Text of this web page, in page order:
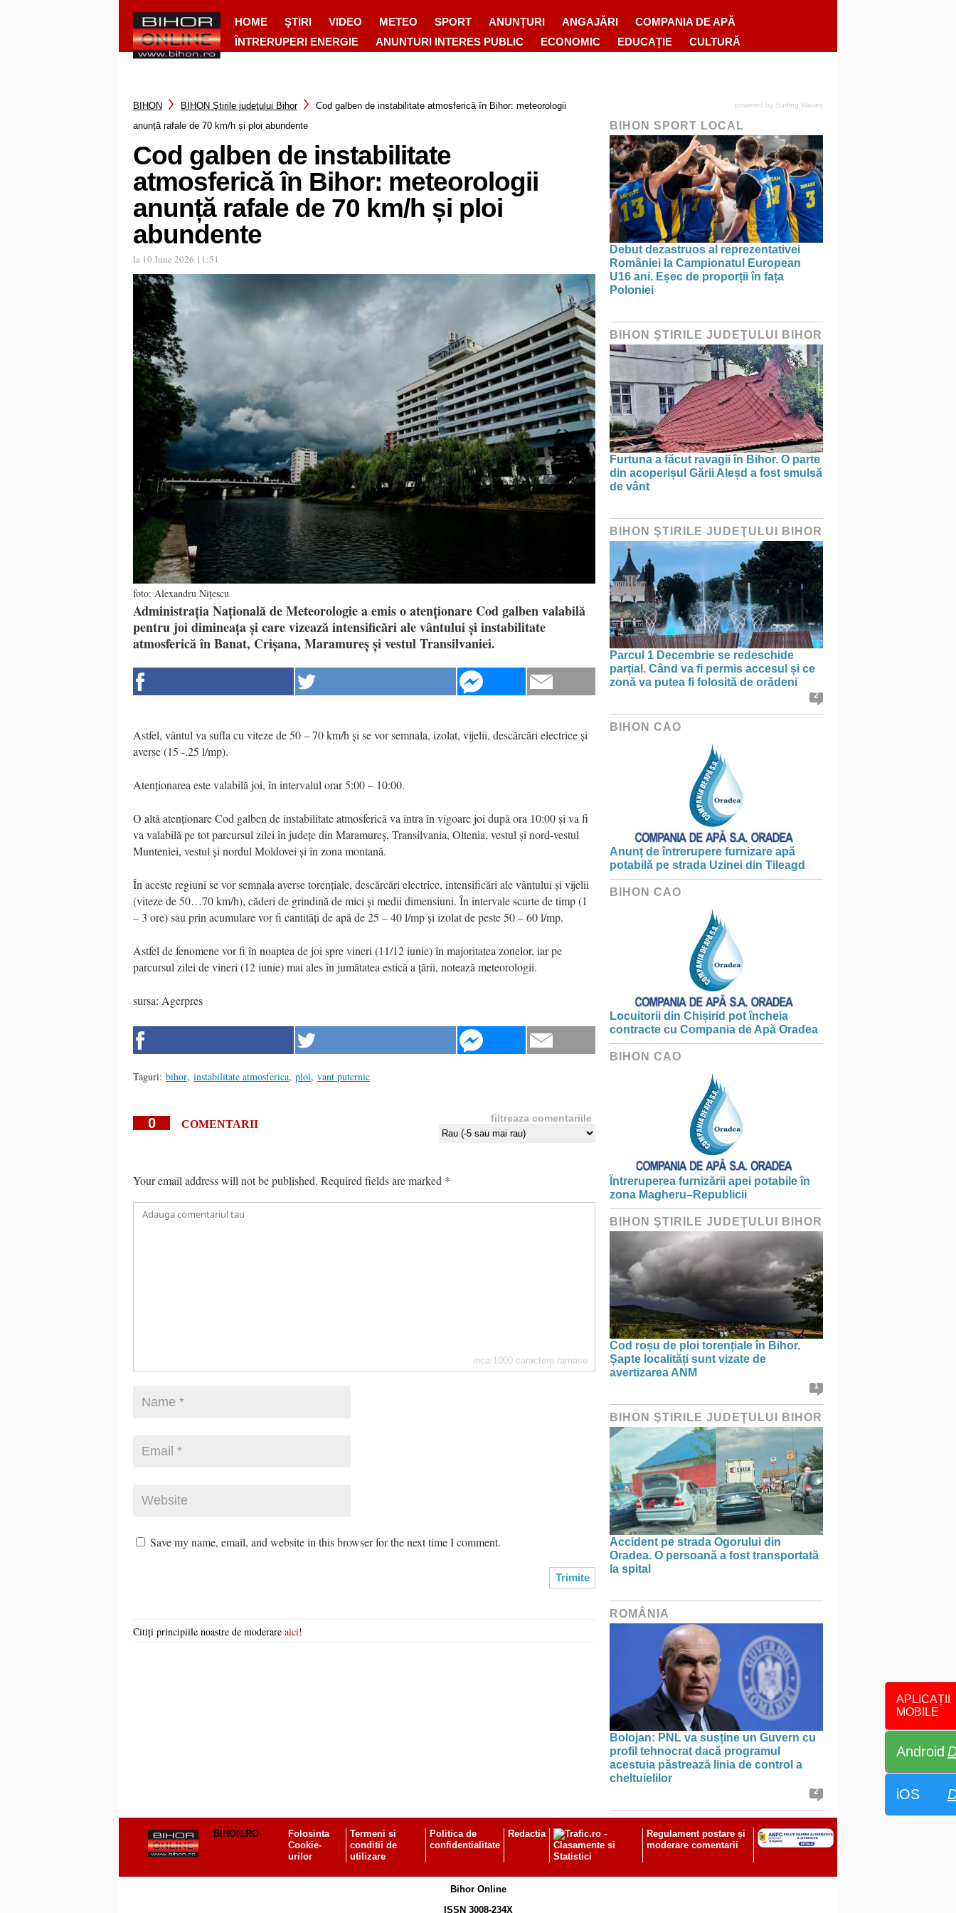
HOME ŞTIRI VIDEO METEO SPORT ANUNȚURI ANGAJĂRI
COMPANIA DE APĂ
ÎNTRERUPERI ENERGIE
ANUNTURI INTERES PUBLIC ECONOMIC EDUCAȚIE CULTURĂ
APLICAȚII
MOBILE
Android
iOS
BIHON BIHON Ştirile judeţului Bihor
Cod galben de instabilitate atmosferică în Bihor: meteorologii
anunță rafale de 70 km/h și ploi abundente
Cod galben de instabilitate
atmosferică în Bihor: meteorologii
anunță rafale de 70 km/h și ploi
abundente
la 10 June 2026 11:51
foto: Alexandru Nițescu
Administrația Națională de Meteorologie a emis o atenționare Cod galben valabilă
pentru joi dimineața și care vizează intensificări ale vântului și instabilitate
atmosferică în Banat, Crișana, Maramureș și vestul Transilvaniei.
Astfel, vântul va sufla cu viteze de 50 – 70 km/h și se vor semnala, izolat, vijelii, descărcări electrice și
averse (15 -.25 l/mp).
Atenționarea este valabilă joi, în intervalul orar 5:00 – 10:00.
O altă atenționare Cod galben de instabilitate atmosferică va intra în vigoare joi după ora 10:00 și va fi
va valabilă pe tot parcursul zilei în județe din Maramureș, Transilvania, Oltenia, vestul și nord-vestul
Munteniei, vestul și nordul Moldovei și în zona montană.
În aceste regiuni se vor semnala averse torențiale, descărcări electrice, intensificări ale vântului și vijelii
(viteze de 50…70 km/h), căderi de grindină de mici și medii dimensiuni. În intervale scurte de timp (1
– 3 ore) sau prin acumulare vor fi cantități de apă de 25 – 40 l/mp și izolat de peste 50 – 60 l/mp.
Astfel de fenomene vor fi în noaptea de joi spre vineri (11/12 iunie) în majoritatea zonelor, iar pe
parcursul zilei de vineri (12 iunie) mai ales în jumătatea estică a țării, notează meteorologii.
sursa: Agerpres
Taguri: bihor, instabilitate atmosferica, ploi, vant puternic
0 COMENTARII filtreaza comentariile
Your email address will not be published. Required fields are marked *
inca 1000 caractere ramase
Save my name, email, and website in this browser for the next time I comment.
Citiți principiile noastre de moderare aici!
powered by Surfing Waves
BIHON SPORT LOCAL
Debut dezastruos al reprezentativei
României la Campionatul European
U16 ani. Eșec de proporții în fața
Poloniei
BIHON ŞTIRILE JUDEŢULUI BIHOR
Furtuna a făcut ravagii în Bihor. O parte
din acoperișul Gării Aleșd a fost smulsă
de vânt
BIHON ŞTIRILE JUDEŢULUI BIHOR
Parcul 1 Decembrie se redeschide
parțial. Când va fi permis accesul și ce
zonă va putea fi folosită de orădeni
2
BIHON CAO
Anunț de întrerupere furnizare apă
potabilă pe strada Uzinei din Tileagd
BIHON CAO
Locuitorii din Chișirid pot încheia
contracte cu Compania de Apă Oradea
BIHON CAO
Întreruperea furnizării apei potabile în
zona Magheru–Republicii
BIHON ŞTIRILE JUDEŢULUI BIHOR
Cod roșu de ploi torențiale în Bihor.
Șapte localități sunt vizate de
avertizarea ANM
1
BIHON ŞTIRILE JUDEŢULUI BIHOR
Accident pe strada Ogorului din
Oradea. O persoană a fost transportată
la spital
ROMÂNIA
Bolojan: PNL va susține un Guvern cu
profil tehnocrat dacă programul
acestuia păstrează linia de control a
cheltuielilor
2
BIHON.RO
Folosinta
Cookie-
urilor
Termeni si
conditii de
utilizare
Politica de
confidentialitate
Redactia
Regulament postare și
moderare comentarii
Bihor Online
ISSN 3008-234X